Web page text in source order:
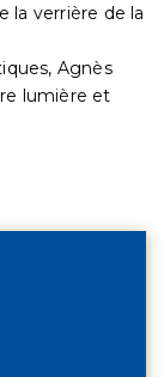
la verrière de la
Agnès
lumière et